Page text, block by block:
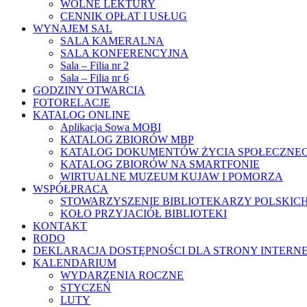
WOLNE LEKTURY
CENNIK OPŁAT I USŁUG
WYNAJEM SAL
SALA KAMERALNA
SALA KONFERENCYJNA
Sala – Filia nr 2
Sala – Filia nr 6
GODZINY OTWARCIA
FOTORELACJE
KATALOG ONLINE
Aplikacja Sowa MOBI
KATALOG ZBIORÓW MBP
KATALOG DOKUMENTÓW ŻYCIA
KATALOG ZBIORÓW NA SMARTFONIE
WIRTUALNE MUZEUM KUJAW I POMORZA
WSPÓŁPRACA
STOWARZYSZENIE BIBLIOTEKARZY
KOŁO PRZYJACIÓŁ BIBLIOTEKI
KONTAKT
RODO
DEKLARACJA DOSTĘPNOŚCI DLA STRONY
KALENDARIUM
WYDARZENIA ROCZNE
STYCZEŃ
LUTY